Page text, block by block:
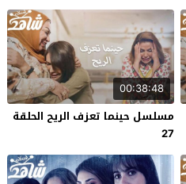
00:38:48
مسلسل حينما تعزف الريح الحلقة
27